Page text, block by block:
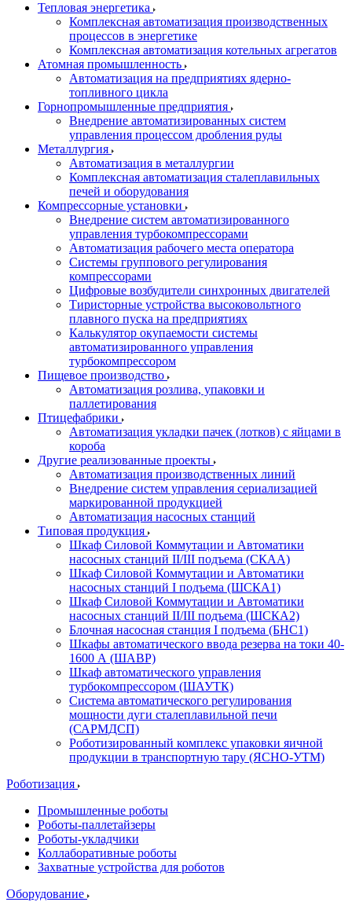
Тепловая энергетика
Комплексная автоматизация производственных
процессов в энергетике
Комплексная автоматизация котельных агрегатов
Атомная промышленность
Автоматизация на предприятиях ядерно-
топливного цикла
Горнопромышленные предприятия
Внедрение автоматизированных систем
управления процессом дробления руды
Металлургия
Автоматизация в металлургии
Комплексная автоматизация сталеплавильных
печей и оборудования
Компрессорные установки
Внедрение систем автоматизированного
управления турбокомпрессорами
Автоматизация рабочего места оператора
Системы группового регулирования
компрессорами
Цифровые возбудители синхронных двигателей
Тиристорные устройства высоковольтного
плавного пуска на предприятиях
Калькулятор окупаемости системы
автоматизированного управления
турбокомпрессором
Пищевое производство
Автоматизация розлива, упаковки и
паллетирования
Птицефабрики
Автоматизация укладки пачек (лотков) с яйцами в
короба
Другие реализованные проекты
Автоматизация производственных линий
Внедрение систем управления сериализацией
маркированной продукцией
Автоматизация насосных станций
Типовая продукция
Шкаф Силовой Коммутации и Автоматики
насосных станций II/III подъема (СКАА)
Шкаф Силовой Коммутации и Автоматики
насосных станций I подъема (ШСКА1)
Шкаф Силовой Коммутации и Автоматики
насосных станций II/III подъема (ШСКА2)
Блочная насосная станция I подъема (БНС1)
Шкафы автоматического ввода резерва на токи 40-
1600 А (ШАВР)
Шкаф автоматического управления
турбокомпрессором (ШАУТК)
Система автоматического регулирования
мощности дуги сталеплавильной печи
(САРМДСП)
Роботизированный комплекс упаковки яичной
продукции в транспортную тару (ЯСНО-УТМ)
Роботизация
Промышленные роботы
Роботы-паллетайзеры
Роботы-укладчики
Коллаборативные роботы
Захватные устройства для роботов
Оборудование